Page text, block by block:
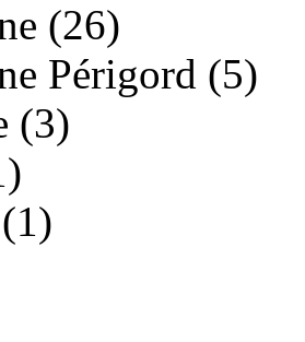
(26)
Périgord (5)
(3)